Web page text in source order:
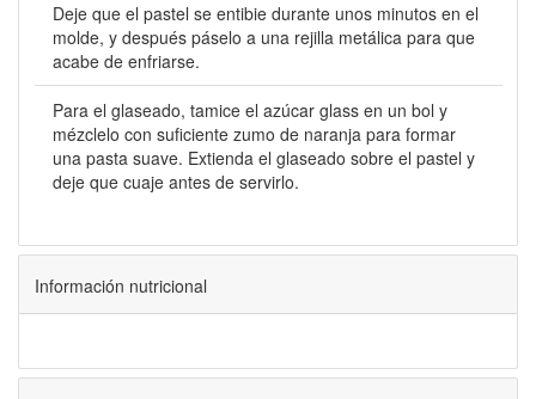
Deje que el pastel se entibie durante unos minutos en el
molde, y después páselo a una rejilla metálica para que
acabe de enfriarse.
Para el glaseado, tamice el azúcar glass en un bol y
mézclelo con suficiente zumo de naranja para formar
una pasta suave. Extienda el glaseado sobre el pastel y
deje que cuaje antes de servirlo.
Información nutricional